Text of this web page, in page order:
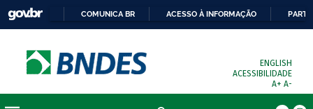
COMUNICA BR ACESSO À INFORMAÇÃO
ENGLISH
ACESSIBILIDADE
A+ A-